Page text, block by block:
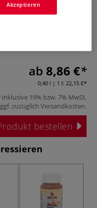
für nachhaltigen
in
ab 8,86 €
0,40 l | 1 l: 22,15 €
inklusive 19% bzw. 7% MwSt,
ggf. zuzüglich Versandkosten.
bestellen
Akzeptieren